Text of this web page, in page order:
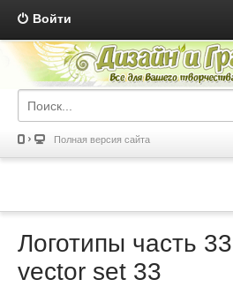
Войти
Полная версия сайта
Логотипы часть
vector set 33